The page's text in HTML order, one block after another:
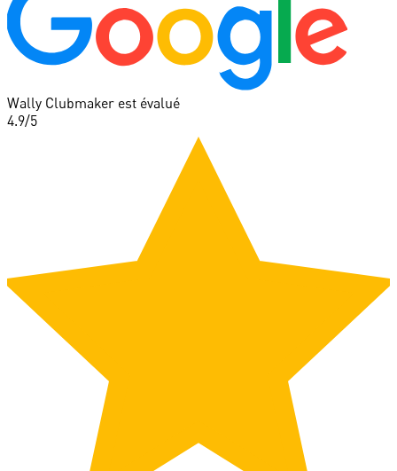
Wally Clubmaker est évalué
4.9/5